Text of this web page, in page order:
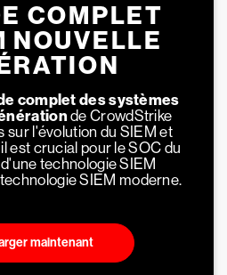
COMPLET
NOUVELLE
complet des systèmes
de CrowdStrike
sur l'évolution du SIEM et
est crucial pour le SOC du
technologie SIEM
SIEM moderne.
maintenant